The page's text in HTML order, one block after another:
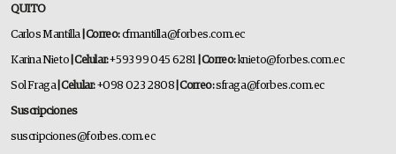
QUITO
Carlos Mantilla | Correo:cfmantilla@forbes.com.ec
Karina Nieto | Celular:+593 99 045 6281 | Correo:knieto@forbes.com.ec
Sol Fraga| Celular:+098 023 2808 | Correo:sfraga@forbes.com.ec
Suscripciones
suscripciones@forbes.com.ec